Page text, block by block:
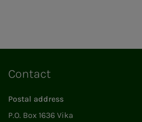
Contact
Postal address
P.O. Box 1636 Vika